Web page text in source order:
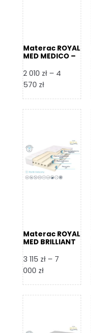
Materac ROYAL
MED MEDICO –
2 010 zł – 4
570 złZakres
od
4
570 zł
Materac ROYAL
MED BRILLIANT
3 115 zł – 7
000 złZakres
od